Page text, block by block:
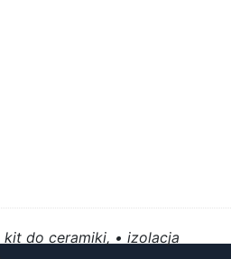
do ceramiki, • izolacja